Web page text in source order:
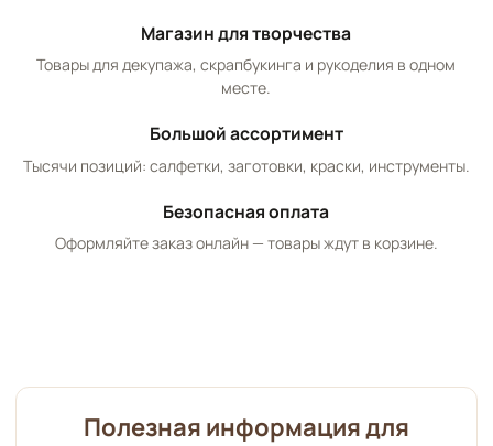
Магазин для творчества
Товары для декупажа, скрапбукинга и рукоделия в одном
месте.
Большой ассортимент
Тысячи позиций: салфетки, заготовки, краски, инструменты.
Безопасная оплата
Оформляйте заказ онлайн — товары ждут в корзине.
Полезная информация для